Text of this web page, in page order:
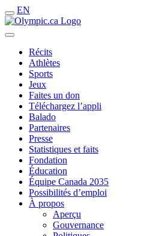
EN
Récits
Athlètes
Sports
Jeux
Faites un don
Téléchargez l’appli
Balado
Partenaires
Presse
Statistiques et faits
Fondation
Éducation
Équipe Canada 2035
Possibilités d’emploi
À propos
Aperçu
Gouvernance